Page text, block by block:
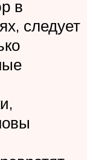
в
следует